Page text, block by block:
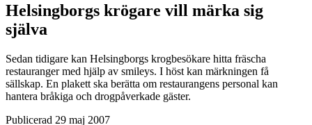
Helsingborgs krögare vill märka sig
själva
Sedan tidigare kan Helsingborgs krogbesökare hitta fräscha
restauranger med hjälp av smileys. I höst kan märkningen få
sällskap. En plakett ska berätta om restaurangens personal kan
hantera bråkiga och drogpåverkade gäster.
Publicerad 29 maj 2007